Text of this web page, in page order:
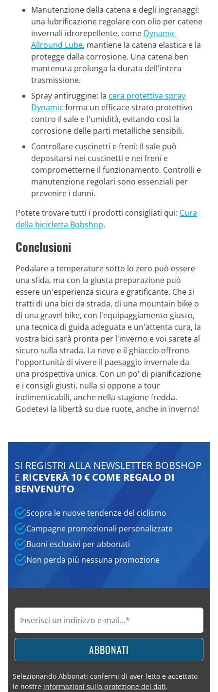
Manutenzione della catena e degli ingranaggi:
una lubrificazione regolare con olio per catene
invernali idrorepellente, come Dynamic
Allround Lube, mantiene la catena elastica e la
protegge dalla corrosione. Una catena ben
mantenuta prolunga la durata dell'intera
trasmissione.
Spray antiruggine: la cera protettiva spray
Dynamic forma un efficace strato protettivo
contro il sale e l'umidità, evitando così la
corrosione delle parti metalliche sensibili.
Controllare cuscinetti e freni: Il sale può
depositarsi nei cuscinetti e nei freni e
comprometterne il funzionamento. Controlli e
manutenzione regolari sono essenziali per
prevenire i danni.
Potete trovare tutti i prodotti consigliati qui: Cura
della bicicletta Bobshop.
Conclusioni
Pedalare a temperature sotto lo zero può essere
una sfida, ma con la giusta preparazione può
essere un'esperienza sicura e gratificante. Che si
tratti di una bici da strada, di una mountain bike o
di una gravel bike, con l'equipaggiamento giusto,
una tecnica di guida adeguata e un'attenta cura, la
vostra bici sarà pronta per l'inverno e voi sarete al
sicuro sulla strada. La neve e il ghiaccio offrono
l'opportunità di vivere il paesaggio invernale da
una prospettiva unica. Con un po' di pianificazione
e i consigli giusti, nulla si oppone a tour
indimenticabili, anche nella stagione fredda.
Godetevi la libertà su due ruote, anche in inverno!
SI REGISTRI ALLA NEWSLETTER BOBSHOP
E RICEVERÀ 10 € COME REGALO DI
BENVENUTO
Scopra le nuove tendenze del ciclismo
Campagne promozionali personalizzate
Buoni esclusivi per abbonati
Non perda più nessuna promozione
ABBONATI
Selezionando Abbonati confermi di aver letto e accettato
le nostre informazioni sulla protezione dei dati.